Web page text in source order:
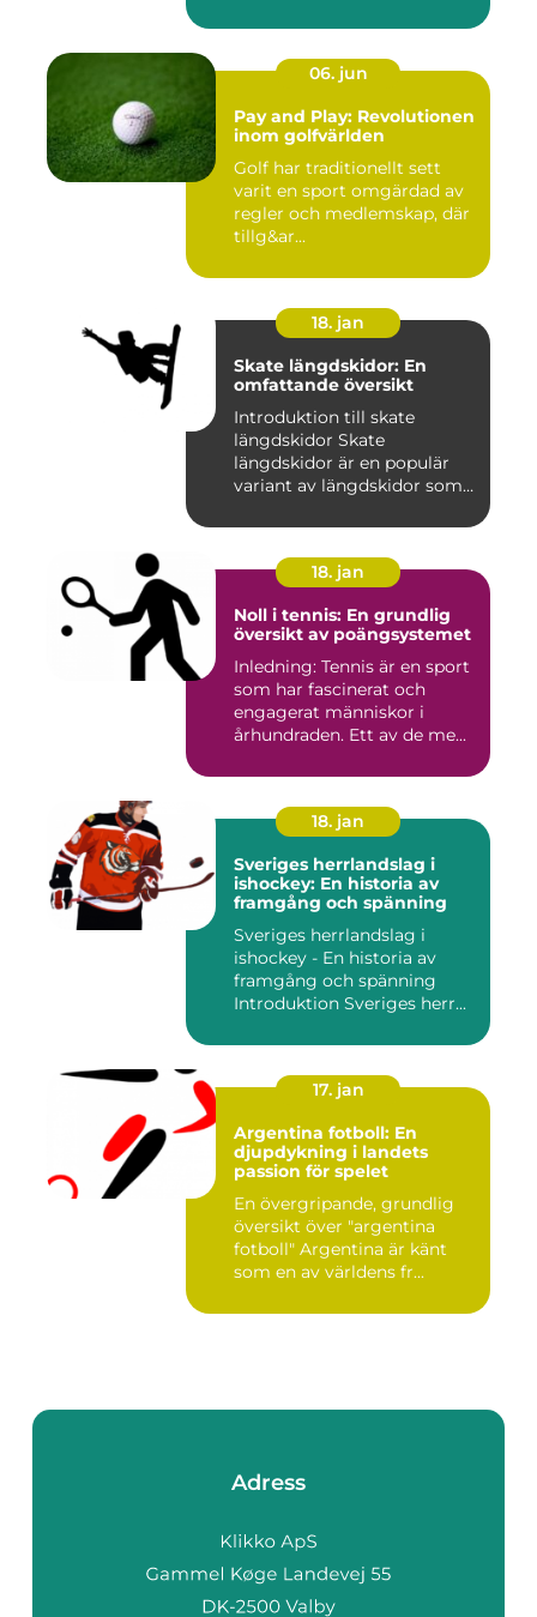
06. jun
Pay and Play: Revolutionen
inom golfvärlden
Golf har traditionellt sett
varit en sport omgärdad av
regler och medlemskap, där
tillg&ar...
18. jan
Skate längdskidor: En
omfattande översikt
Introduktion till skate
längdskidor Skate
längdskidor är en populär
variant av längdskidor som
18. jan
Noll i tennis: En grundlig
översikt av poängsystemet
Inledning: Tennis är en sport
som har fascinerat och
engagerat människor i
århundraden. Ett av de me...
18. jan
Sveriges herrlandslag i
ishockey: En historia av
framgång och spänning
Sveriges herrlandslag i
ishockey - En historia av
framgång och spänning
Introduktion Sveriges herr...
17. jan
Argentina fotboll: En
djupdykning i landets
passion för spelet
En övergripande, grundlig
översikt över "argentina
fotboll" Argentina är känt
som en av världens fr...
Adress